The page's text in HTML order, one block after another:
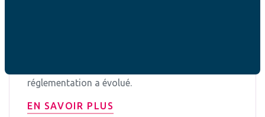
réglementation a évolué.
EN SAVOIR PLUS